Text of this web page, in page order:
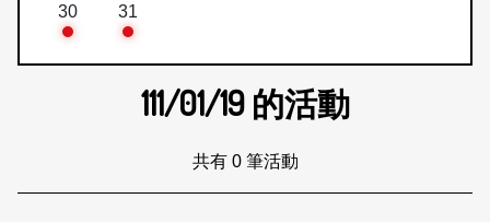
30 31
111/01/19 的活動
共有 0 筆活動